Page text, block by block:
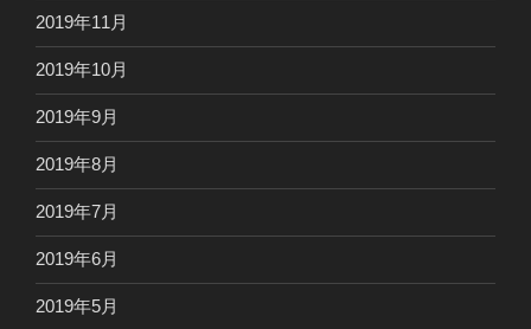
2019年11月
2019年10月
2019年9月
2019年8月
2019年7月
2019年6月
2019年5月